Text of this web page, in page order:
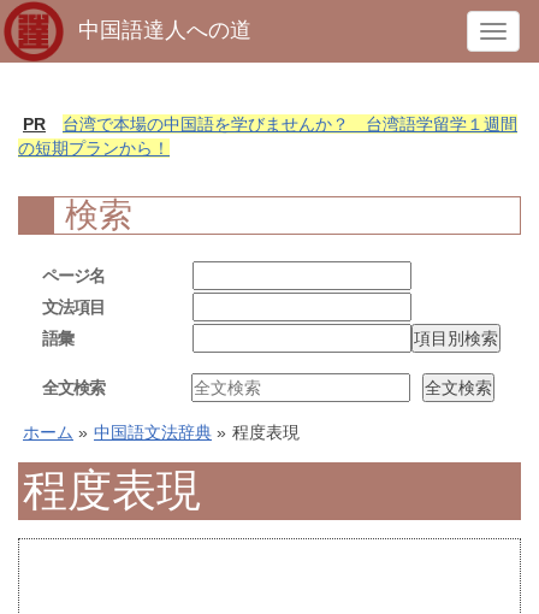
T
o
g
n
a
a
t
i
中国語達人への道
PR
台湾で本場の中国語を学びませんか？ 台湾語学留学１週間
の短期プランから！
検索
ページ名
文法項目
語彙
全文検索
ホーム » 中国語文法辞典 » 程度表現
程度表現